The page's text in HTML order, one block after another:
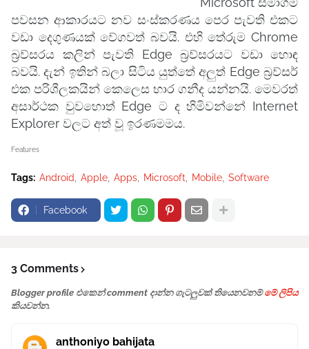
පවසන ආකාරයට නව සංස්කරණය පෙර පැවති එකට
වඩා දෙගුණයක් වේගවත් බවයි. එහි තේරුම Chrome
බ්‍රව්සරය කලින් පැවති Edge බ්‍රව්සරයට වඩා හොඳ
බවයි. දැන් ඉතින් බලා සිටිය යුත්තේ අලුත් Edge බ්‍රව්සර්
එක පරිශීලකයින් කෙලෙස භාර ගනීද යන්නයි. මෙවරත්
අසාර්ථක වුවහොත් Edge ට ද හිමිවන්නේ Internet
Explorer වලට අත් වූ ඉරණමමය.
Features
Tags: Android Apple Apps Microsoft Mobile Software
Facebook
3 Comments
Blogger profile එකෙන් comment දාන්න ගැටලුවක් තියෙනවනම්මේ ලිපිය
කියවන්න.
anthoniyo bahijata